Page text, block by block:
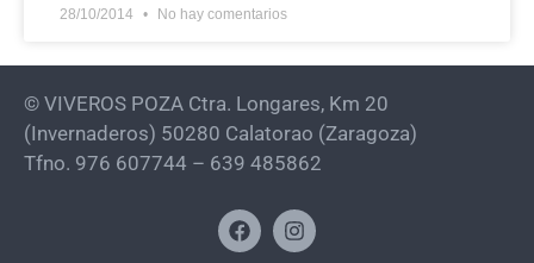
28/10/2014 No hay comentarios
© VIVEROS POZA Ctra. Longares, Km 20
(Invernaderos) 50280 Calatorao (Zaragoza)
Tfno. 976 607744 – 639 485862